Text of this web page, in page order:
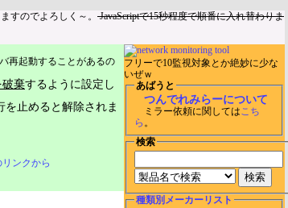
すのでよろしく～。 JavaScriptで15秒程度で順番に入れ替わりま
フリーで10監視対象とか絶妙に少な
いぜｗ
あばうと
つんでれみらーについて
ミラー依頼に関してはこち
ら 。
検索
種類別メーカーリスト
再起動することがあるの
棄するように設定し
止めると解除されま
ンクから